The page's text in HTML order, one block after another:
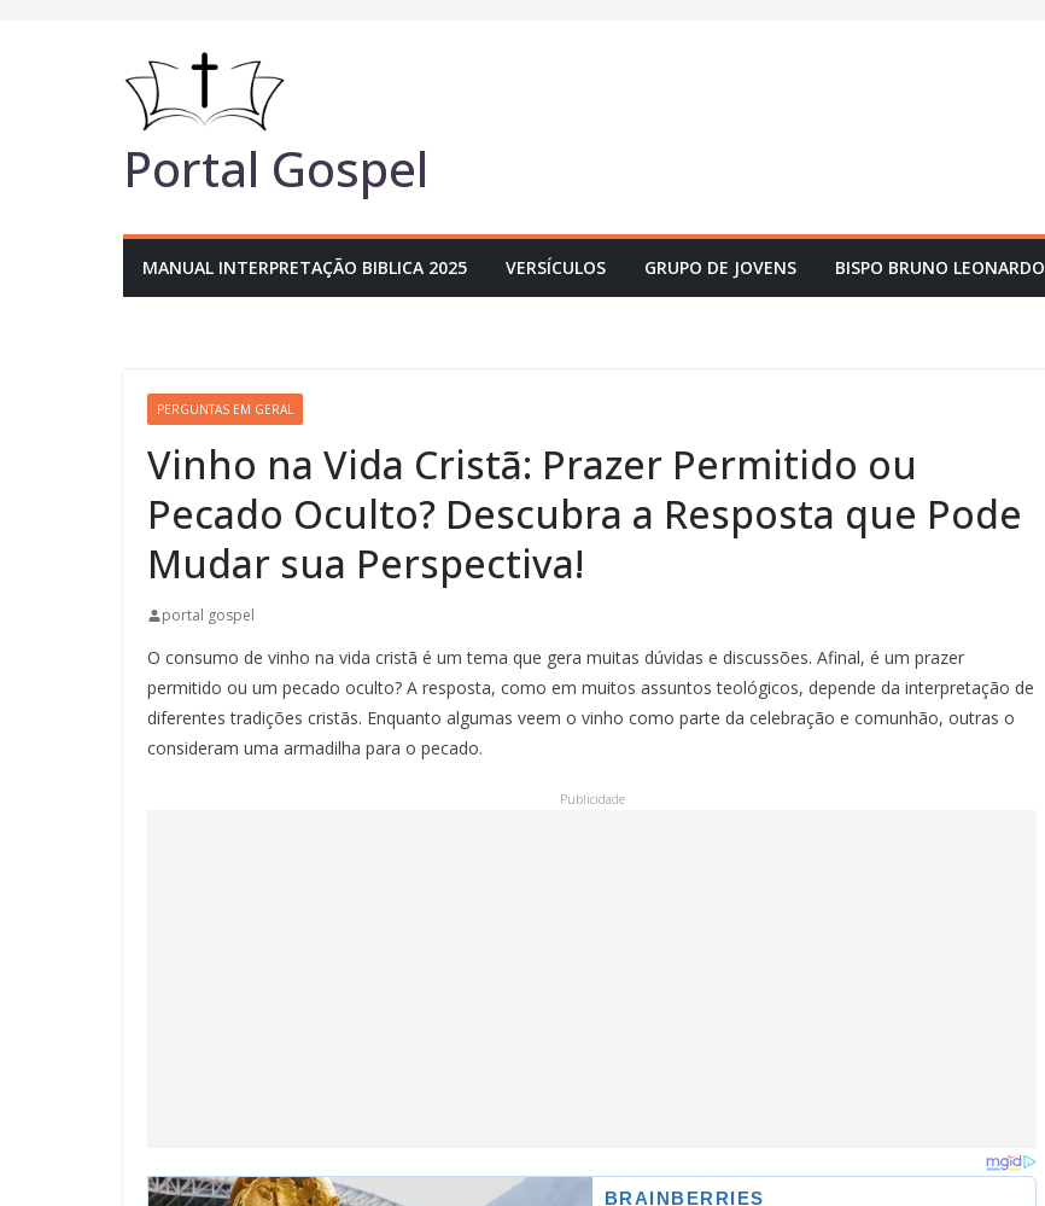
Portal Gospel
MANUAL INTERPRETAÇÃO BIBLICA 2025 VERSÍCULOS GRUPO DE JOVENS BISPO BRUNO LEONARDO
PERGUNTAS EM GERAL
Vinho na Vida Cristã: Prazer Permitido ou
Pecado Oculto? Descubra a Resposta que Pode
Mudar sua Perspectiva!
portal gospel
O consumo de vinho na vida cristã é um tema que gera muitas dúvidas e discussões. Afinal, é um prazer
permitido ou um pecado oculto? A resposta, como em muitos assuntos teológicos, depende da interpretação de
diferentes tradições cristãs. Enquanto algumas veem o vinho como parte da celebração e comunhão, outras o
consideram uma armadilha para o pecado.
Publicidade